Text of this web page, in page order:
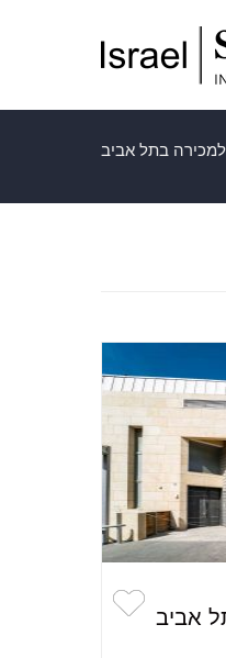
למכירה בתל אביב
אביב